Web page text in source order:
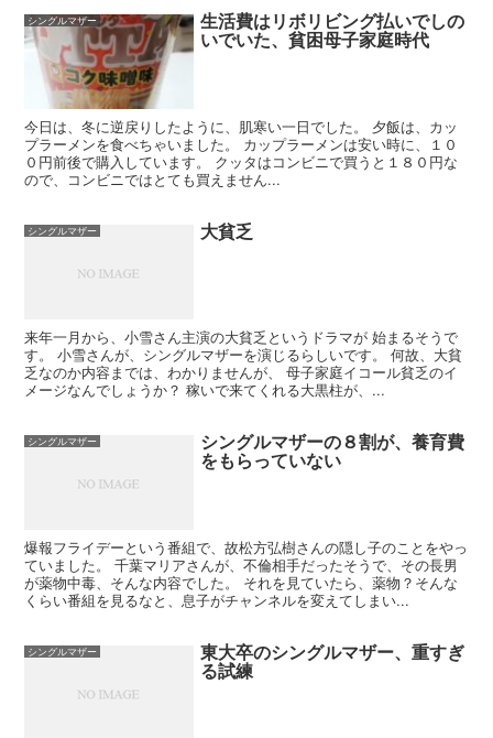
シングルマザー 生活費はリボリビング払いでしの
いでいた、貧困母子家庭時代
今日は、冬に逆戻りしたように、肌寒い一日でした。 夕飯は、カッ
プラーメンを食べちゃいました。 カップラーメンは安い時に、１０
０円前後で購入しています。 クッタはコンビニで買うと１８０円な
ので、コンビニではとても買えません...
シングルマザー 大貧乏
来年一月から、小雪さん主演の大貧乏というドラマが 始まるそうで
す。 小雪さんが、シングルマザーを演じるらしいです。 何故、大貧
乏なのか内容までは、わかりませんが、 母子家庭イコール貧乏のイ
メージなんでしょうか？ 稼いで来てくれる大黒柱が、...
シングルマザー シングルマザーの８割が、養育費
をもらっていない
爆報フライデーという番組で、故松方弘樹さんの隠し子のことをやっ
ていました。 千葉マリアさんが、不倫相手だったそうで、その長男
が薬物中毒、そんな内容でした。 それを見ていたら、薬物？そんな
くらい番組を見るなと、息子がチャンネルを変えてしまい...
シングルマザー 東大卒のシングルマザー、重すぎ
る試練